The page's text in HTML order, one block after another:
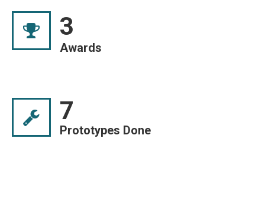
3
Awards
7
Prototypes Done